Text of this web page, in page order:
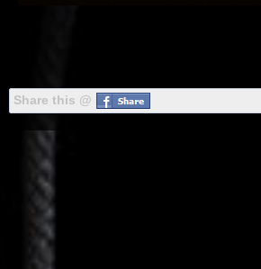
Share this @